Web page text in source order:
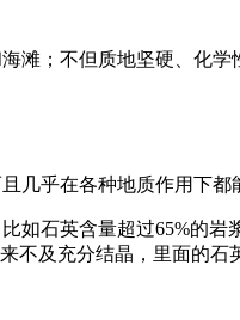
滩；不但质地坚硬、化
乎在各种地质作用下都
如石英含量超过65%的
不及充分结晶，里面的石